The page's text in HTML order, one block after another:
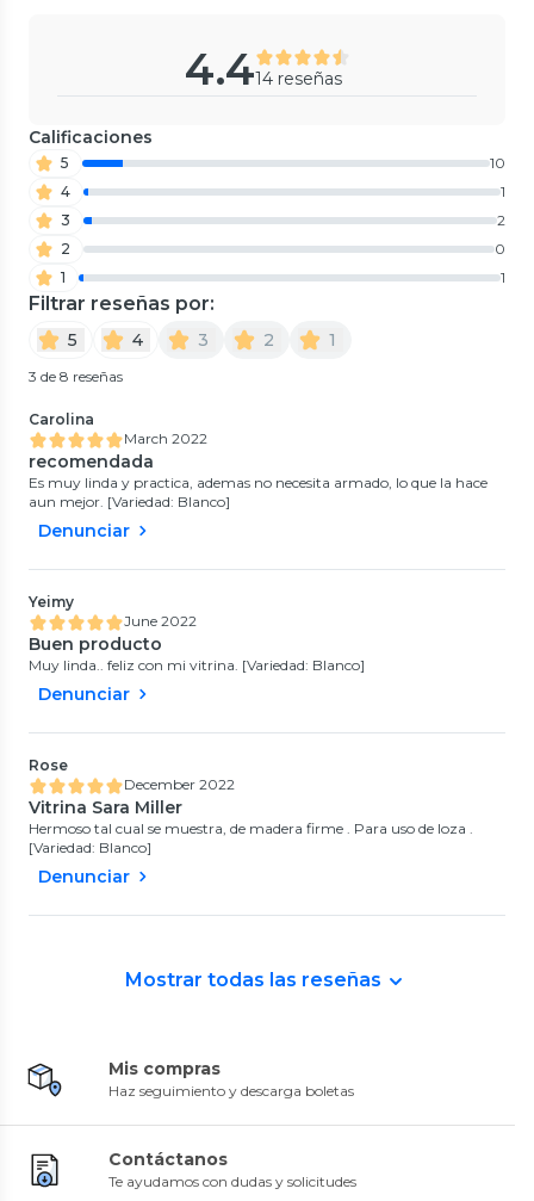
4.414 reseñas
Calificaciones
5
10
4
1
3
2
2
0
1
1
Filtrar reseñas por:
5 4 3 2 1
3 de 8 reseñas
Carolina
March 2022
recomendada
Es muy linda y practica, ademas no necesita armado, lo que la hace
aun mejor. [Variedad: Blanco]
Denunciar
Yeimy
June 2022
Buen producto
Muy linda.. feliz con mi vitrina. [Variedad: Blanco]
Denunciar
Rose
December 2022
Vitrina Sara Miller
Hermoso tal cual se muestra, de madera firme . Para uso de loza .
[Variedad: Blanco]
Denunciar
Mostrar todas las reseñas
Mis compras
Haz seguimiento y descarga boletas
Contáctanos
Te ayudamos con dudas y solicitudes